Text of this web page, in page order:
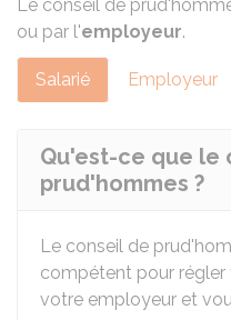
Le conseil de
ou par l'employeur.
Salarié Employeur
Qu'est-ce que le
prud'hommes ?
Le conseil de
compétent pour
votre employeur et